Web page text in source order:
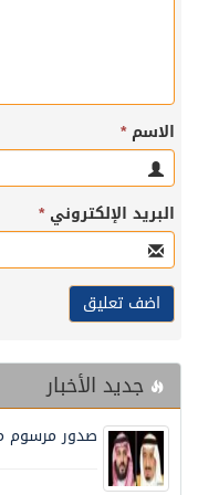
الاسم*
البريد الإلكتروني*
جديد الأخبار
صدور مرسوم